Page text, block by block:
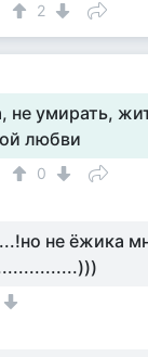
2
не умирать,
любви
0
не ёжика